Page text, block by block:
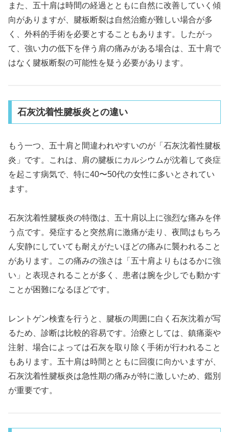
また、五十肩は時間の経過とともに自然に改善していく傾
向がありますが、腱板断裂は自然治癒が難しい場合が多
く、外科的手術を必要とすることもあります。したがっ
て、強い力の低下を伴う肩の痛みがある場合は、五十肩で
はなく腱板断裂の可能性を疑う必要があります。
石灰沈着性腱板炎との違い
もう一つ、五十肩と間違われやすいのが「石灰沈着性腱板
炎」です。これは、肩の腱板にカルシウムが沈着して炎症
を起こす病気で、特に40〜50代の女性に多いとされてい
ます。
石灰沈着性腱板炎の特徴は、五十肩以上に強烈な痛みを伴
う点です。発症すると突然肩に激痛が走り、夜間はもちろ
ん安静にしていても耐えがたいほどの痛みに襲われること
があります。この痛みの強さは「五十肩よりもはるかに強
い」と表現されることが多く、患者は腕を少しでも動かす
ことが困難になるほどです。
レントゲン検査を行うと、腱板の周囲に白く石灰沈着が写
るため、診断は比較的容易です。治療としては、鎮痛薬や
注射、場合によっては石灰を取り除く手術が行われること
もあります。五十肩は時間とともに回復に向かいますが、
石灰沈着性腱板炎は急性期の痛みが特に激しいため、鑑別
が重要です。